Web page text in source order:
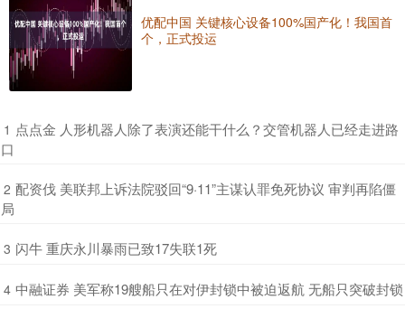
优配中国 关键核心设备100%国产化！我国首
个，正式投运
1 ​点点金 人形机器人除了表演还能干什么？交管机器人已经走进路
口
2 ​配资伐 美联邦上诉法院驳回“9·11”主谋认罪免死协议 审判再陷僵
局
3 ​闪牛 重庆永川暴雨已致17失联1死
4 ​中融证券 美军称19艘船只在对伊封锁中被迫返航 无船只突破封锁